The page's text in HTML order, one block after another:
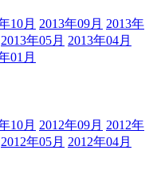
10月 2013年09月 2013年
2013年05月 2013年04月
01月
10月 2012年09月 2012年
2012年05月 2012年04月